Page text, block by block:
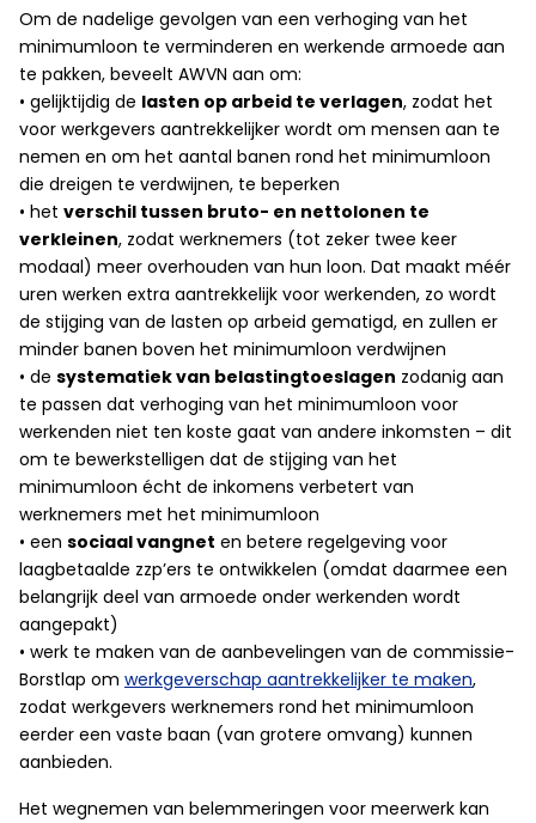
Om de nadelige gevolgen van een verhoging van het
minimumloon te verminderen en werkende armoede aan
te pakken, beveelt AWVN aan om:
• gelijktijdig de lasten op arbeid te verlagen, zodat het
voor werkgevers aantrekkelijker wordt om mensen aan te
nemen en om het aantal banen rond het minimumloon
die dreigen te verdwijnen, te beperken
• het verschil tussen bruto- en nettolonen te
verkleinen, zodat werknemers (tot zeker twee keer
modaal) meer overhouden van hun loon. Dat maakt méér
uren werken extra aantrekkelijk voor werkenden, zo wordt
de stijging van de lasten op arbeid gematigd, en zullen er
minder banen boven het minimumloon verdwijnen
• de systematiek van belastingtoeslagen zodanig aan
te passen dat verhoging van het minimumloon voor
werkenden niet ten koste gaat van andere inkomsten – dit
om te bewerkstelligen dat de stijging van het
minimumloon écht de inkomens verbetert van
werknemers met het minimumloon
• een sociaal vangnet en betere regelgeving voor
laagbetaalde zzp’ers te ontwikkelen (omdat daarmee een
belangrijk deel van armoede onder werkenden wordt
aangepakt)
• werk te maken van de aanbevelingen van de commissie-
Borstlap om werkgeverschap aantrekkelijker te maken,
zodat werkgevers werknemers rond het minimumloon
eerder een vaste baan (van grotere omvang) kunnen
aanbieden.
Het wegnemen van belemmeringen voor meerwerk kan